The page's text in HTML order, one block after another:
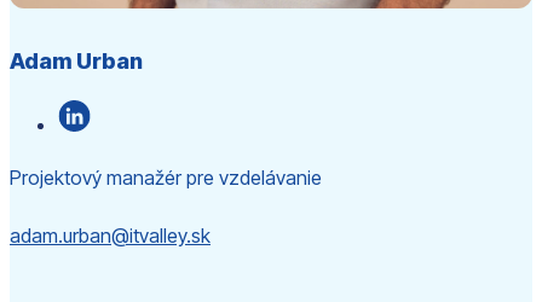
Adam Urban
Projektový manažér pre vzdelávanie
adam.urban@itvalley.sk